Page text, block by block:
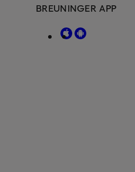
BREUNINGER APP